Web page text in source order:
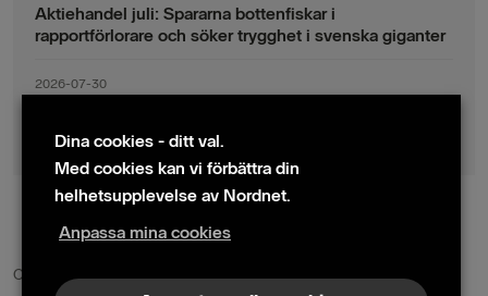
Aktiehandel juli: Spararna bottenfiskar i
rapportförlorare och söker trygghet i svenska giganter
2026-07-30
indexsparandet ligger fast
© 2024 Nordnet AB (publ)
Cookie policy|Kontakta oss|Presskontakter
Dina cookies - ditt val.
Med cookies kan vi förbättra din
helhetsupplevelse av Nordnet.
Anpassa mina cookies